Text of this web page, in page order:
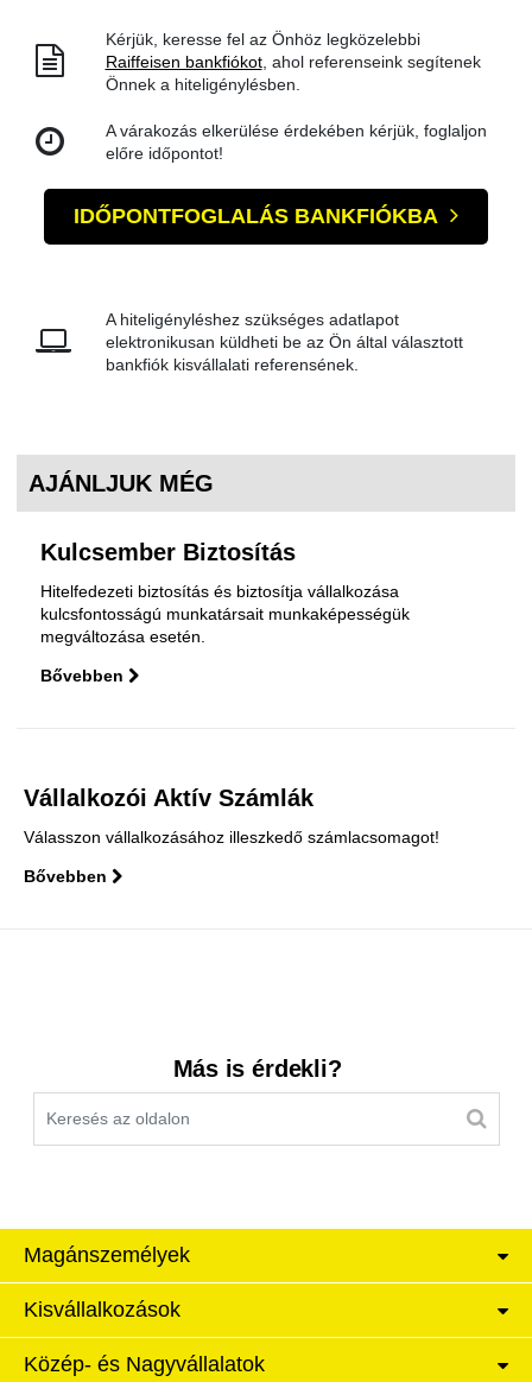
Kérjük, keresse fel az Önhöz legközelebbi
Raiffeisen bankfiókot, ahol referenseink segítenek
Önnek a hiteligénylésben.
A várakozás elkerülése érdekében kérjük, foglaljon
előre időpontot!
IDŐPONTFOGLALÁS BANKFIÓKBA
A hiteligényléshez szükséges adatlapot
elektronikusan küldheti be az Ön által választott
bankfiók kisvállalati referensének.
AJÁNLJUK MÉG
Kulcsember Biztosítás
Hitelfedezeti biztosítás és biztosítja vállalkozása
kulcsfontosságú munkatársait munkaképességük
megváltozása esetén.
Bővebben
Vállalkozói Aktív Számlák
Válasszon vállalkozásához illeszkedő számlacsomagot!
Bővebben
Más is érdekli?
Magánszemélyek
Kisvállalkozások
Közép- és Nagyvállalatok